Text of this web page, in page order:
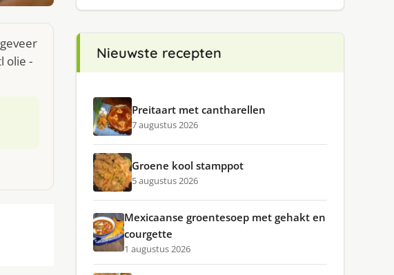
olie -
Nieuwste recepten
Preitaart met cantharellen
7 augustus 2026
Groene kool stamppot
5 augustus 2026
Mexicaanse groentesoep met gehakt en
courgette
1 augustus 2026